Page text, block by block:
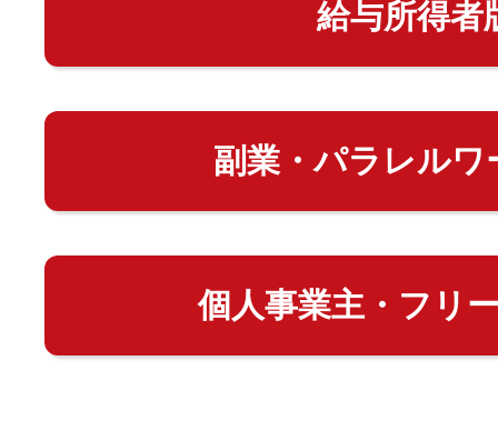
給与所得者
副業・パラレルワ
個人事業主・フリ